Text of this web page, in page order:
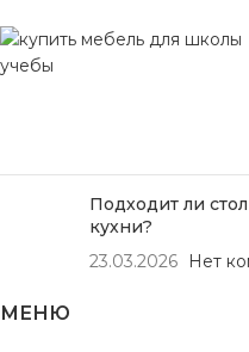
Подходит ли
кухни?
23.03.2026
Нет
МЕНЮ